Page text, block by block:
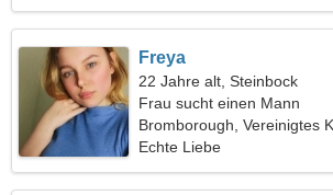
Freya
22 Jahre alt, Steinbock
Frau sucht einen Mann
Bromborough, Vereinigtes
Echte Liebe